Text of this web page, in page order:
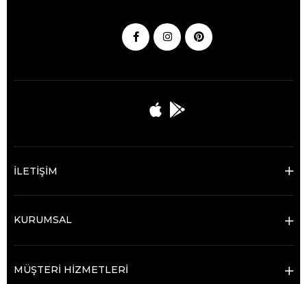
İLETİŞİM
KURUMSAL
MÜŞTERİ HİZMETLERİ